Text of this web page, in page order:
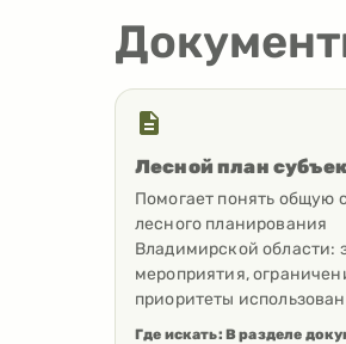
Лесной план
Помогает понять общую
лесного планирования
Владимирской области:
мероприятия,
приоритеты
Где искать: В разделе